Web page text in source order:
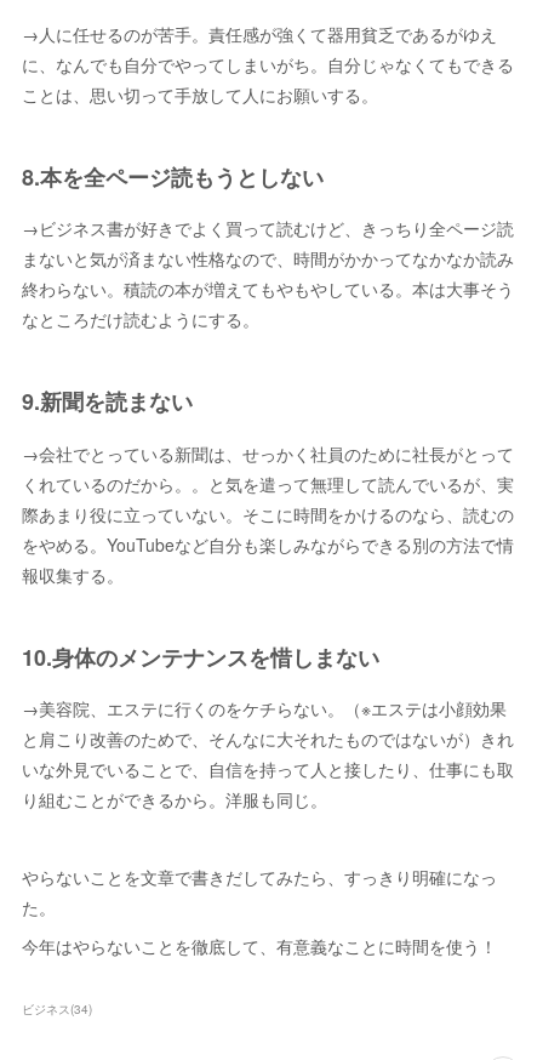
→人に任せるのが苦手。責任感が強くて器用貧乏であるがゆえ
に、なんでも自分でやってしまいがち。自分じゃなくてもできる
ことは、思い切って手放して人にお願いする。
8.本を全ページ読もうとしない
→ビジネス書が好きでよく買って読むけど、きっちり全ページ読
まないと気が済まない性格なので、時間がかかってなかなか読み
終わらない。積読の本が増えてもやもやしている。本は大事そう
なところだけ読むようにする。
9.新聞を読まない
→会社でとっている新聞は、せっかく社員のために社長がとって
くれているのだから。。と気を遣って無理して読んでいるが、実
際あまり役に立っていない。そこに時間をかけるのなら、読むの
をやめる。YouTubeなど自分も楽しみながらできる別の方法で情
報収集する。
10.身体のメンテナンスを惜しまない
→美容院、エステに行くのをケチらない。（※エステは小顔効果
と肩こり改善のためで、そんなに大それたものではないが）きれ
いな外見でいることで、自信を持って人と接したり、仕事にも取
り組むことができるから。洋服も同じ。
やらないことを文章で書きだしてみたら、すっきり明確になっ
た。
今年はやらないことを徹底して、有意義なことに時間を使う！
ビジネス(34)